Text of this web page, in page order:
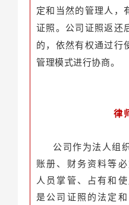
定和当然的管理人，
证照。公司证照返还
的，依然有权通过行
管理模式进行协商。
律
公司作为法人组
账册、财务资料等
人员掌管、占有和
是公司证照的法定